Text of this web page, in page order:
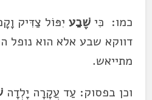
כמו: כִּישֶׁבַע יִפּוֹל צַדִּיק וָ
דווקא שבע אלא הוא נופל
מתייאש.
וכן בפסוק: עַד עֲקָרָה יָלְדָה